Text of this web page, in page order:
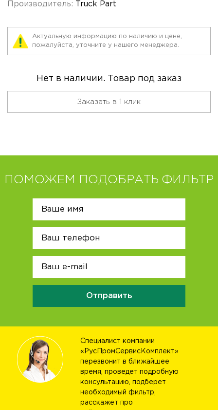
Производитель: Truck Part
Актуальную информацию по наличию и цене,
пожалуйста, уточните у нашего менеджера.
Нет в наличии. Товар под заказ
Заказать в 1 клик
ПОМОЖЕМ ПОДОБРАТЬ ФИЛЬТР
Отправить
Специалист компании
«РусПромСервисКомплект»
перезвонит в ближайшее
время, проведет подробную
консультацию, подберет
необходимый фильтр,
расскажет про